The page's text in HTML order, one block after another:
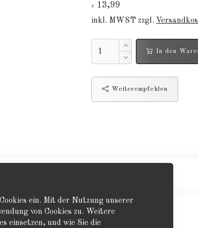
ein. Mit der Nutzung unserer
von Cookies zu. Weitere
einsetzen, und wie Sie die
€ 13,99
inkl. MWST zzgl.
In den
Weiterempfehlen